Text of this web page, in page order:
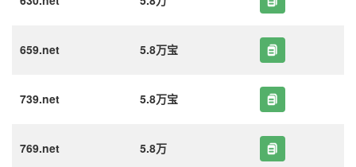
659.net 5.8万宝
739.net 5.8万宝
769.net 5.8万